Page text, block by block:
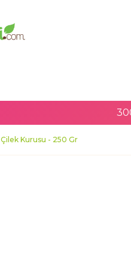
Çilek Kurusu - 250 Gr